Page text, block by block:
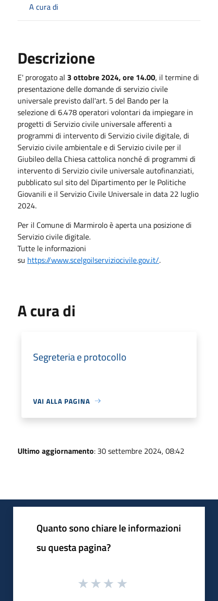
A cura di
Descrizione
E' prorogato al 3 ottobre 2024, ore 14.00, il termine di
presentazione delle domande di servizio civile
universale previsto dall'art. 5 del Bando per la
selezione di 6.478 operatori volontari da impiegare in
progetti di Servizio civile universale afferenti a
programmi di intervento di Servizio civile digitale, di
Servizio civile ambientale e di Servizio civile per il
Giubileo della Chiesa cattolica nonché di programmi di
intervento di Servizio civile universale autofinanziati,
pubblicato sul sito del Dipartimento per le Politiche
Giovanili e il Servizio Civile Universale in data 22 luglio
2024.
Per il Comune di Marmirolo è aperta una posizione di
Servizio civile digitale.
Tutte le informazioni
su https://www.scelgoilserviziocivile.gov.it/.
A cura di
Segreteria e protocollo
VAI ALLA PAGINA
Ultimo aggiornamento: 30 settembre 2024, 08:42
Quanto sono chiare le informazioni
su questa pagina?